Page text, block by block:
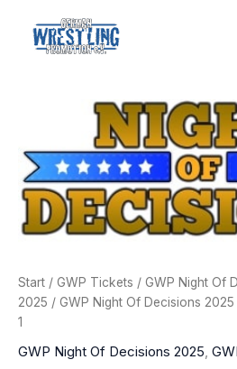
springen
Start / GWP Tickets / GWP Night Of
2025 / GWP Night Of Decisions
1
GWP Night Of Decisions 2025,